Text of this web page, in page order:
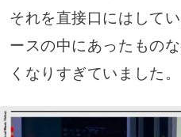
それを直接口にはして
ースの中にあったもの
くなりすぎていました。